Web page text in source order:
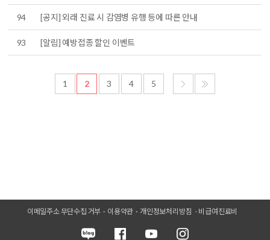
94 [공지] 외래 진료 시 감염병 유행 등에 따른 안내
93 [알림] 예방접종 할인 이벤트
1 2 3 4 5
이메일주소 무단수집 거부 이용약관 개인정보처리방침 비급여진료비